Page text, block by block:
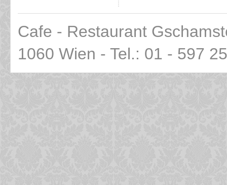
Cafe - Restaurant
1060 Wien - Tel.: 01 - 597